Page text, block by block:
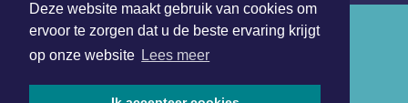
Deze website maakt gebruik van cookies om
ervoor te zorgen dat u de beste ervaring krijgt
op onze website Lees meer
Algemene voorwaarden
Disclaimer